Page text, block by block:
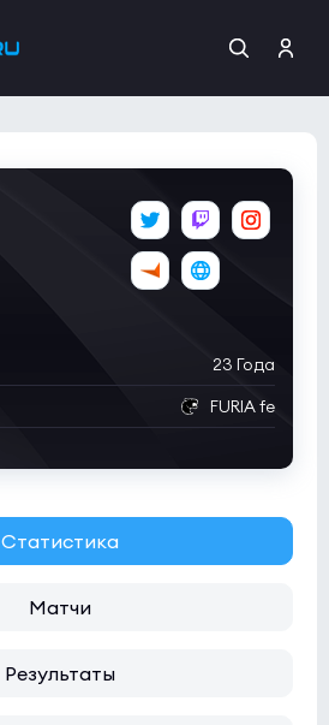
23 Года
FURIA fe
Статистика
Матчи
Результаты